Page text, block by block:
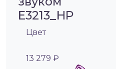
E3213_HP
Цвет
13 279 ₽